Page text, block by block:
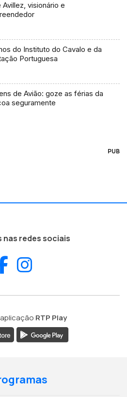
Avillez, visionário e
do Instituto do Cavalo e da
Portuguesa
de Avião: goze as férias da
seguramente
PUB
nas redes sociais
Facebook
RTP Play